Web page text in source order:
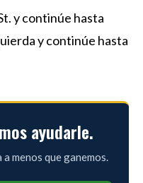
y continúe hasta
y continúe hasta
ayudarle.
menos que ganemos.